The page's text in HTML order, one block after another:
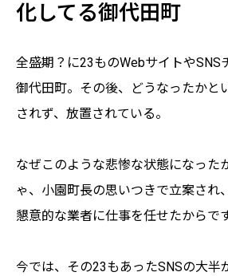
化してる御代田町
全盛期？に23ものWebサイトやSNS
御代田町。その後、どうなったかと
されず、放置されている。
なぜこのような悲惨な状態になった
ゃ、小園町長の思いつきで立案され
懇意的な業者に仕事を任せたからで
今では、その23もあったSNSの大半